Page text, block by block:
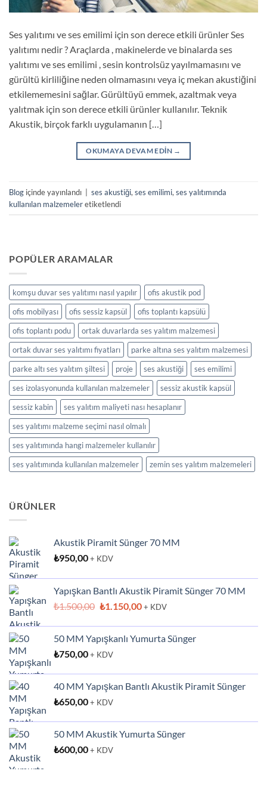
Ses yalıtımı ve ses emilimi için son derece etkili ürünler Ses
yalıtımı nedir ? Araçlarda , makinelerde ve binalarda ses
yalıtımı ve ses emilimi , sesin kontrolsüz yayılmamasını ve
gürültü kirliliğine neden olmamasını veya iç mekan akustiğini
etkilememesini sağlar. Gürültüyü emmek, azaltmak veya
yalıtmak için son derece etkili ürünler kullanılır. Teknik
Akustik, birçok farklı uygulamanın […]
OKUMAYA DEVAM EDIN →
Blog içinde yayınlandı ses akustiği, ses emilimi, ses yalıtımında
kullanılan malzemeleretiketlendi
POPÜLER ARAMALAR
komşu duvar ses yalıtımı nasıl yapılır
ofis akustik pod
ofis mobilyası
ofis sessiz kapsül
ofis toplantı kapsülü
ofis toplantı podu
ortak duvarlarda ses yalıtım malzemesi
ortak duvar ses yalıtımı fiyatları
parke altına ses yalıtım malzemesi
parke altı ses yalıtım şiltesi
proje ses akustiği
ses emilimi
ses izolasyonunda kullanılan malzemeler
sessiz akustik kapsül
sessiz kabin
ses yalıtım maliyeti nası hesaplanır
ses yalıtımı malzeme seçimi nasıl olmalı
ses yalıtımında hangi malzemeler kullanılır
ses yalıtımında kullanılan malzemeler
zemin ses yalıtım malzemeleri
ÜRÜNLER
Akustik Piramit Sünger 70 MM
₺950,00+ KDV
Yapışkan Bantlı Akustik Piramit Sünger 70 MM
₺1.500,00 Orijinal
₺1.150,00Şu
₺1.150,00.
+ KDV
50 MM Yapışkanlı Yumurta Sünger
₺750,00+ KDV
40 MM Yapışkan Bantlı Akustik Piramit Sünger
₺650,00+ KDV
50 MM Akustik Yumurta Sünger
₺600,00+ KDV